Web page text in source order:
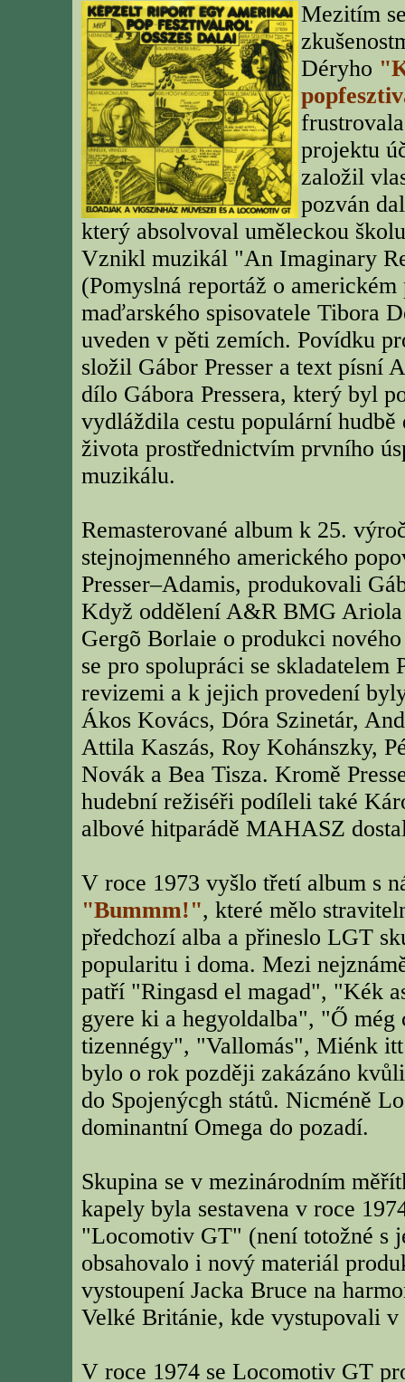
Mezitím
Déryho
projektu
založil
pozván
který absolvoval uměleckou
Vznikl muzikál "An Imaginary
(Pomyslná reportáž o
maďarského spisovatele Tibora
uveden v pěti zemích. Povídku
složil Gábor Presser a text písní
dílo Gábora Pressera, který byl
vydláždila cestu populární
života prostřednictvím prvního
muzikálu.
Remasterované album k 25.
stejnojmenného amerického
Presser–Adamis, produkovali
Když oddělení A&R BMG Ariola
Gergõ Borlaie o produkci
se pro spolupráci se skladatelem
revizemi a k jejich provedení
Ákos Kovács, Dóra Szinetár,
Attila Kaszás, Roy Kohánszky,
Novák a Bea Tisza. Kromě
hudební režiséři podíleli také
albové hitparádě MAHASZ
V roce 1973 vyšlo třetí album s
"Bummm!", které mělo
předchozí alba a přineslo LGT
popularitu i doma. Mezi
patří "Ringasd el magad", "Kék
gyere ki a hegyoldalba", "Ő még
tizennégy", "Vallomás", Miénk
bylo o rok později zakázáno
do Spojenýcgh států. Nicméně
dominantní Omega do pozadí.
Skupina se v mezinárodním
kapely byla sestavena v roce
"Locomotiv GT" (není totožné s
obsahovalo i nový materiál
vystoupení Jacka Bruce na
Velké Británie, kde vystupovali
V roce 1974 se Locomotiv GT